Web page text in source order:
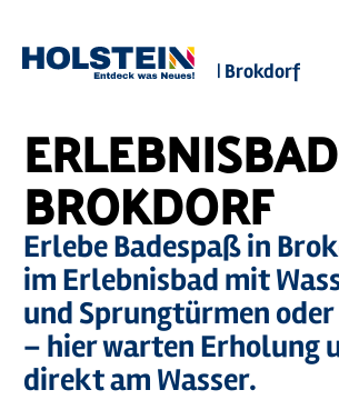
Hauptinhalt
Suche
Navigation
Footer
Sie
Startseite Erlebnisbad Brokdorf
ERLEBNISBAD
BROKDORF
Erlebe Badespaß in
im Erlebnisbad mit
und Sprungtürmen oder
– hier warten Erholung
direkt am Wasser.